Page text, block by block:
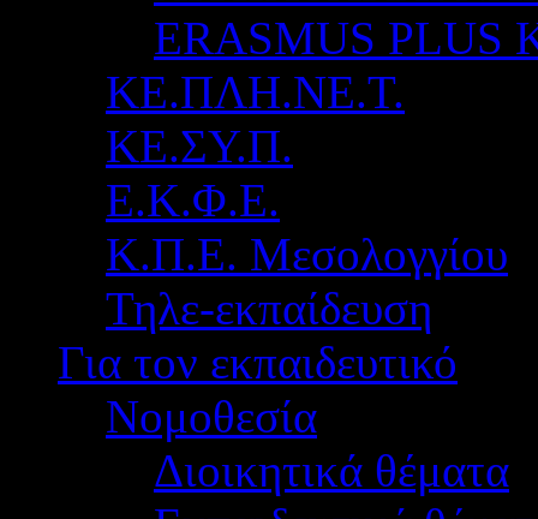
ERASMUS
ΚΕ.ΠΛΗ.ΝΕ.Τ.
ΚΕ.ΣΥ.Π.
Ε.Κ.Φ.Ε.
Κ.Π.Ε. Μεσολογγίου
Τηλε-εκπαίδευση
Για τον εκπαιδευτικό
Νομοθεσία
Διοικητικά θέματα